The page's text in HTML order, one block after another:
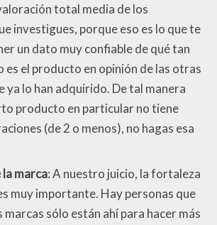
total media de los
investigues, porque eso es lo que te
un dato muy confiable de qué tan
es el producto en opinión de las otras
ya lo han adquirido. De tal manera
producto en particular no tiene
(de 2 o menos), no hagas esa
marca: A nuestro juicio, la fortaleza
muy importante. Hay personas que
marcas sólo están ahí para hacer más